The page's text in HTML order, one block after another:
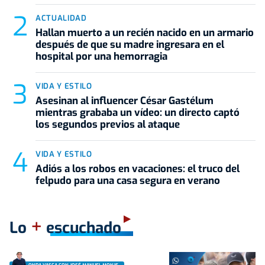
ACTUALIDAD
Hallan muerto a un recién nacido en un armario
después de que su madre ingresara en el
hospital por una hemorragia
VIDA Y ESTILO
Asesinan al influencer César Gastélum
mientras grababa un vídeo: un directo captó
los segundos previos al ataque
VIDA Y ESTILO
Adiós a los robos en vacaciones: el truco del
felpudo para una casa segura en verano
Lo + escuchado